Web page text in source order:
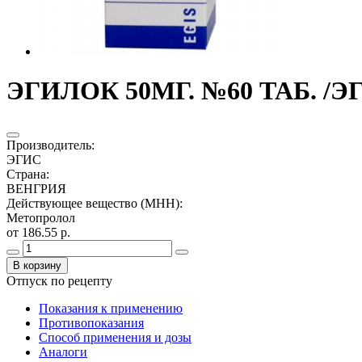
ЭГИЛОК 50МГ. №60 ТАБ. /
Производитель:
ЭГИС
Страна:
ВЕНГРИЯ
Действующее вещество (МНН):
Метопролол
от 186.55 р.
В корзину
Отпуск по рецепту
Показания к применению
Противопоказания
Способ применения и дозы
Аналоги